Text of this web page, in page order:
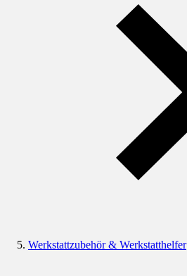
Werkstattzubehör & Werkstatthelfer